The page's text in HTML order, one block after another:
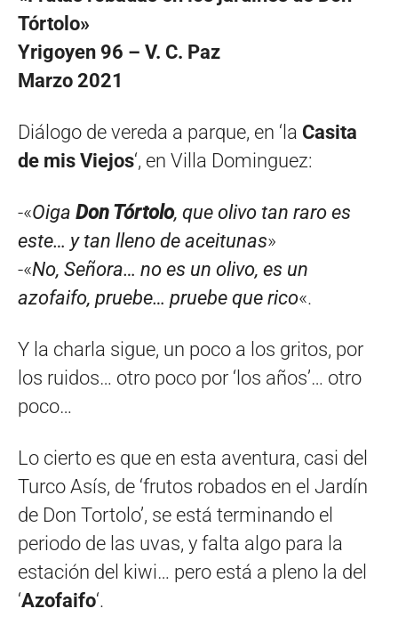
Tórtolo»
Yrigoyen 96 – V. C. Paz
Marzo 2021
Diálogo de vereda a parque, en ‘la Casita
de mis Viejos‘, en Villa Dominguez:
-«Oiga Don Tórtolo, que olivo tan raro es
este… y tan lleno de aceitunas»
-«No, Señora… no es un olivo, es un
azofaifo, pruebe… pruebe que rico«.
Y la charla sigue, un poco a los gritos, por
los ruidos… otro poco por ‘los años’… otro
poco…
Lo cierto es que en esta aventura, casi del
Turco Asís, de ‘frutos robados en el Jardín
de Don Tortolo’, se está terminando el
periodo de las uvas, y falta algo para la
estación del kiwi… pero está a pleno la del
‘Azofaifo‘.